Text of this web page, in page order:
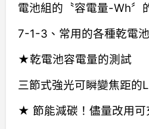
電池組的〝容電量-Wh〞
7-1-3、常用的各種乾電池
★乾電池容電量的測試
三節式強光可瞬變焦距的
★ 節能減碳！儘量改用可